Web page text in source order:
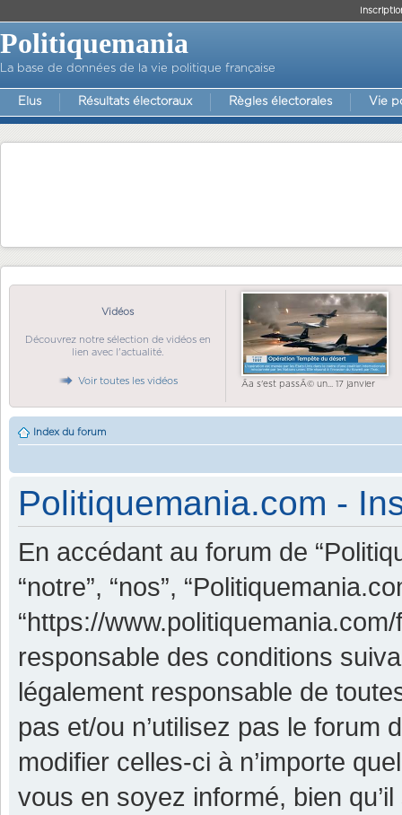
Politiquemania
La base de données de la vie politique française
Elus Résultats électoraux Règles électorales Vie
Vidéos
Découvrez notre sélection de vidéos en
lien avec l'actualité.
Voir toutes les vidéos Ãa s'est passÃ© un... 17 janvier
Index du forum
Politiquemania.com -
En accédant au forum de
“notre”, “nos”,
“https://
responsable des conditions
légalement responsable de
pas et/ou n’utilisez pas le forum
modifier celles-ci à n’importe
vous en soyez informé, bien